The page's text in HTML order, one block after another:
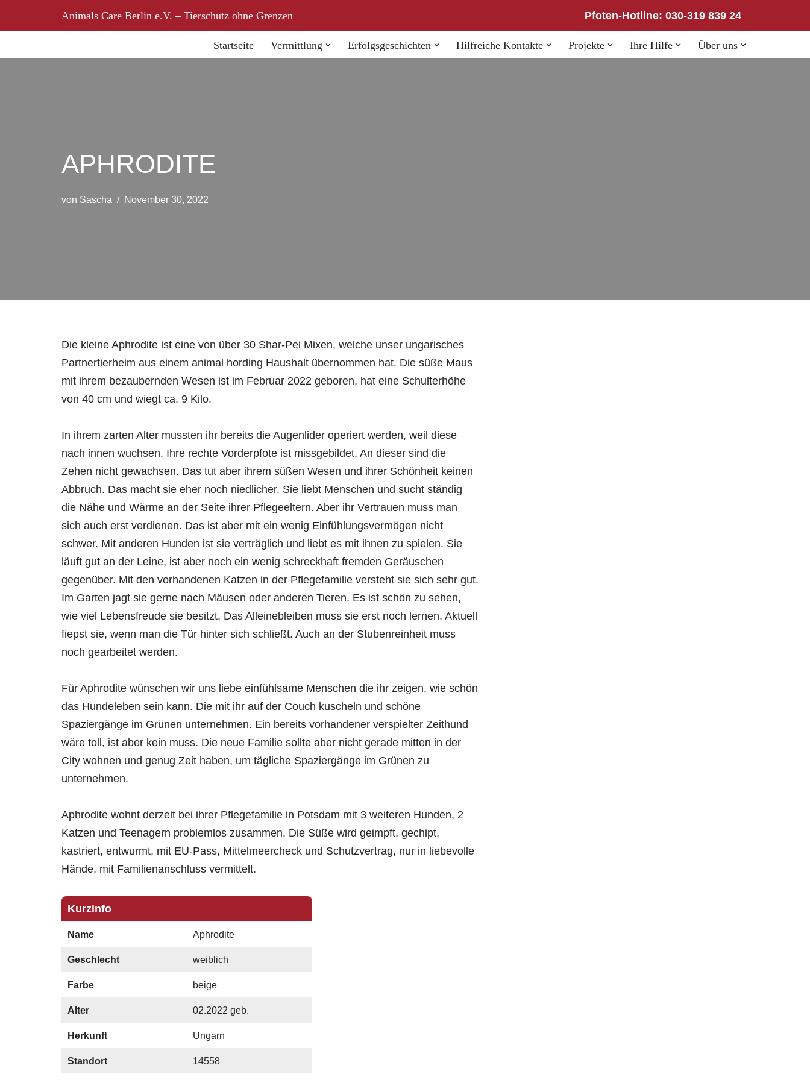
Zum
Animals Care Berlin e.V. – Tierschutz ohne Grenzen Pfoten-Hotline: 030-319 839 24
Startseite Vermittlung Erfolgsgeschichten Hilfreiche Kontakte Projekte Ihre Hilfe Über uns
APHRODITE
von Sascha November 30, 2022
Die kleine Aphrodite ist eine von über 30 Shar-Pei Mixen, welche unser ungarisches
Partnertierheim aus einem animal hording Haushalt übernommen hat. Die süße Maus
mit ihrem bezaubernden Wesen ist im Februar 2022 geboren, hat eine Schulterhöhe
von 40 cm und wiegt ca. 9 Kilo.
In ihrem zarten Alter mussten ihr bereits die Augenlider operiert werden, weil diese
nach innen wuchsen. Ihre rechte Vorderpfote ist missgebildet. An dieser sind die
Zehen nicht gewachsen. Das tut aber ihrem süßen Wesen und ihrer Schönheit keinen
Abbruch. Das macht sie eher noch niedlicher. Sie liebt Menschen und sucht ständig
die Nähe und Wärme an der Seite ihrer Pflegeeltern. Aber ihr Vertrauen muss man
sich auch erst verdienen. Das ist aber mit ein wenig Einfühlungsvermögen nicht
schwer. Mit anderen Hunden ist sie verträglich und liebt es mit ihnen zu spielen. Sie
läuft gut an der Leine, ist aber noch ein wenig schreckhaft fremden Geräuschen
gegenüber. Mit den vorhandenen Katzen in der Pflegefamilie versteht sie sich sehr gut.
Im Garten jagt sie gerne nach Mäusen oder anderen Tieren. Es ist schön zu sehen,
wie viel Lebensfreude sie besitzt. Das Alleinebleiben muss sie erst noch lernen. Aktuell
fiepst sie, wenn man die Tür hinter sich schließt. Auch an der Stubenreinheit muss
noch gearbeitet werden.
Für Aphrodite wünschen wir uns liebe einfühlsame Menschen die ihr zeigen, wie schön
das Hundeleben sein kann. Die mit ihr auf der Couch kuscheln und schöne
Spaziergänge im Grünen unternehmen. Ein bereits vorhandener verspielter Zeithund
wäre toll, ist aber kein muss. Die neue Familie sollte aber nicht gerade mitten in der
City wohnen und genug Zeit haben, um tägliche Spaziergänge im Grünen zu
unternehmen.
Aphrodite wohnt derzeit bei ihrer Pflegefamilie in Potsdam mit 3 weiteren Hunden, 2
Katzen und Teenagern problemlos zusammen. Die Süße wird geimpft, gechipt,
kastriert, entwurmt, mit EU-Pass, Mittelmeercheck und Schutzvertrag, nur in liebevolle
Hände, mit Familienanschluss vermittelt.
Kurzinfo
Name Aphrodite
Geschlecht weiblich
Farbe beige
Alter 02.2022 geb.
Herkunft Ungarn
Standort 14558